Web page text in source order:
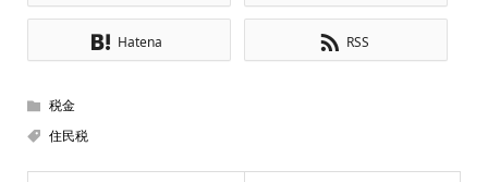
Hatena RSS
税金
住民税